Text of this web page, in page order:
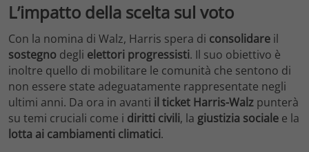
L’impatto della scelta sul voto
Con la nomina di Walz, Harris spera di consolidare il
sostegno degli elettori progressisti. Il suo obiettivo è
inoltre quello di mobilitare le comunità che sentono di
non essere state adeguatamente rappresentate negli
ultimi anni. Da ora in avanti il ticket Harris-Walz punterà
su temi cruciali come i diritti civili, la giustizia sociale e la
lotta ai cambiamenti climatici.